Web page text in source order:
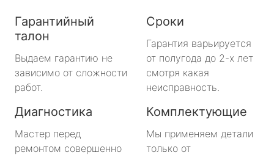
Гарантийный
талон
Выдаем гарантию не
зависимо от сложности
работ.
Сроки
Гарантия варьируется
от полугода до 2-х лет
смотря какая
неисправность.
Диагностика
Мастер перед
ремонтом совершенно
Комплектующие
Мы применяем детали
только от